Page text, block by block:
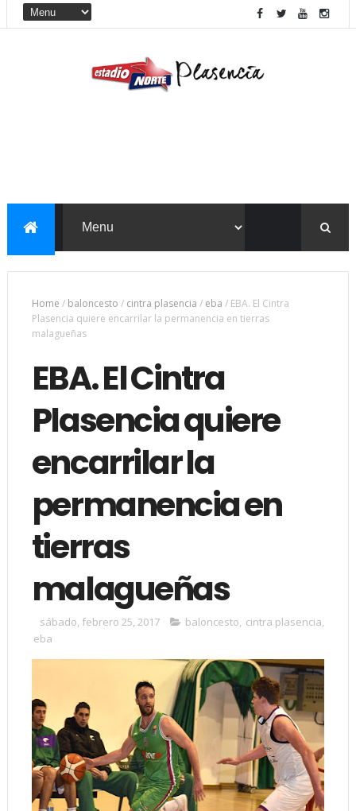
Home / baloncesto / cintra plasencia / eba / EBA. El Cintra
Plasencia quiere encarrilar la permanencia en tierras
malagueñas
EBA. El Cintra
Plasencia quiere
encarrilar la
permanencia en
tierras
malagueñas
sábado, febrero 25, 2017 baloncesto, cintra plasencia,
eba